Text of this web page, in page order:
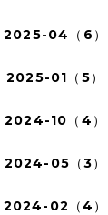
2025-04（6）
2025-01（5）
2024-10（4）
2024-05（3）
2024-02（4）